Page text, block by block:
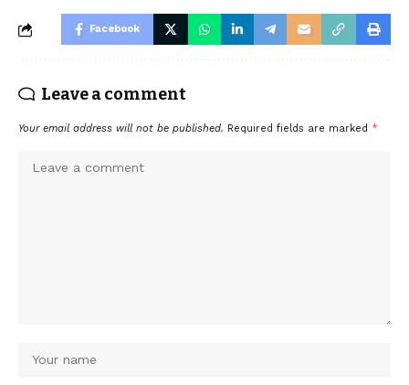
Facebook
Leave a comment
Your email address will not be published. Required fields are marked *